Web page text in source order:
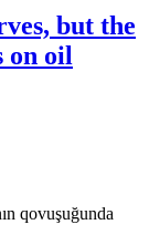
but the
on oil
qovuşuğunda